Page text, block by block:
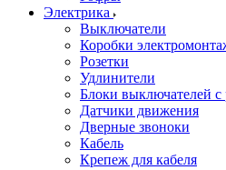
Электрика
Выключатели
Коробки
Розетки
Удлинители
Блоки выключателей с
Датчики движения
Дверные звоноки
Кабель
Крепеж для кабеля